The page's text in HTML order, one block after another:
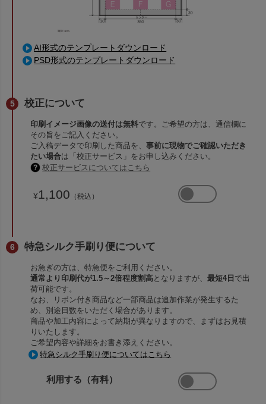
AI形式のテンプレートダウンロード
PSD形式のテンプレートダウンロード
校正について
印刷イメージ画像の送付は無料です。ご希望の方は、通信欄に
その旨をご記入ください。
ご入稿データで印刷した商品を、事前に現物でご確認いただき
たい場合は「校正サービス」をお申し込みください。
校正サービスについてはこちら
¥1,100 （税込）
特急シルク手刷り便について
お急ぎの方は、特急便をご利用ください。
通常より印刷代が1.5～2倍程度割高となりますが、最短4日 で出
荷可能です。
なお、リボン付き商品など一部商品は追加作業が発生するた
め、別途日数をいただく場合があります。
商品や加工内容によって納期が異なりますので、まずはお見積
りいたします。
ご希望内容や詳細をお書き添えください。
特急シルク手刷り便についてはこちら
利用する（有料）